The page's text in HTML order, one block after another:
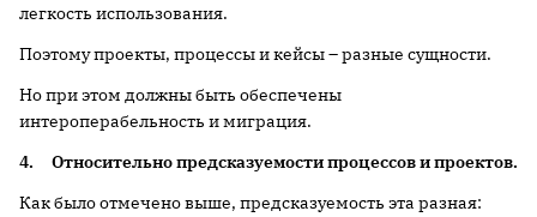
легкость использования.
Поэтому проекты, процессы и кейсы – разные сущности.
Но при этом должны быть обеспечены
интероперабельность и миграция.
4. Относительно предсказуемости процессов и проектов.
Как было отмечено выше, предсказуемость эта разная: